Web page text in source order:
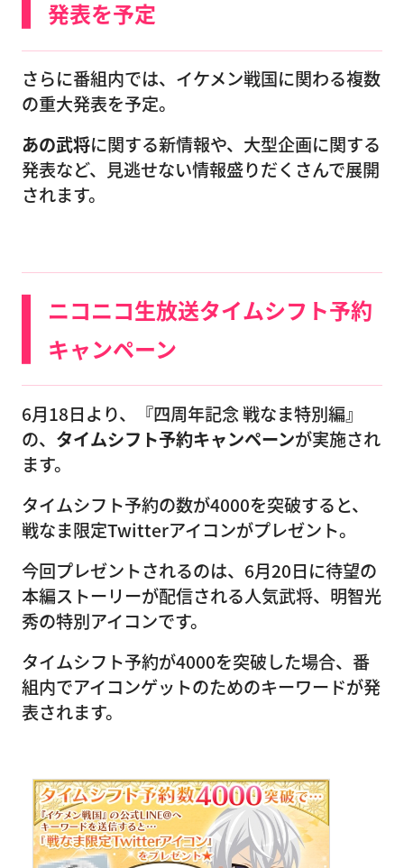
発表を予定
さらに番組内では、イケメン戦国に関わる複数
の重大発表を予定。
あの武将に関する新情報や、大型企画に関する
発表など、見逃せない情報盛りだくさんで展開
されます。
ニコニコ生放送タイムシフト予約
キャンペーン
6月18日より、『四周年記念 戦なま特別編』
の、 タイムシフト予約キャンペーンが実施され
ます。
タイムシフト予約の数が4000を突破すると、
戦なま限定Twitterアイコンがプレゼント。
今回プレゼントされるのは、6月20日に待望の
本編ストーリーが配信される人気武将、明智光
秀の特別アイコンです。
タイムシフト予約が4000を突破した場合、番
組内でアイコンゲットのためのキーワードが発
表されます。